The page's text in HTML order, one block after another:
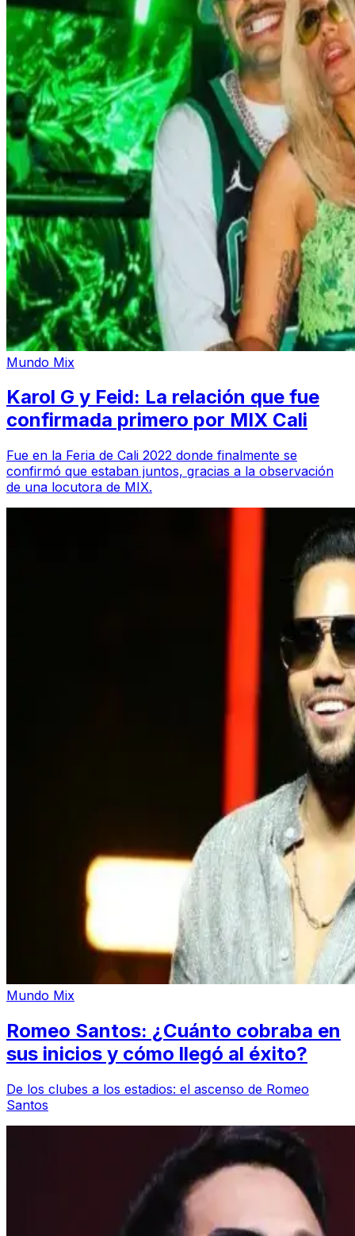
Mundo Mix
Karol G y Feid: La relación que fue
confirmada primero por MIX Cali
Fue en la Feria de Cali 2022 donde finalmente se
confirmó que estaban juntos, gracias a la observación
de una locutora de MIX.
Mundo Mix
Romeo Santos: ¿Cuánto cobraba en
sus inicios y cómo llegó al éxito?
De los clubes a los estadios: el ascenso de Romeo
Santos